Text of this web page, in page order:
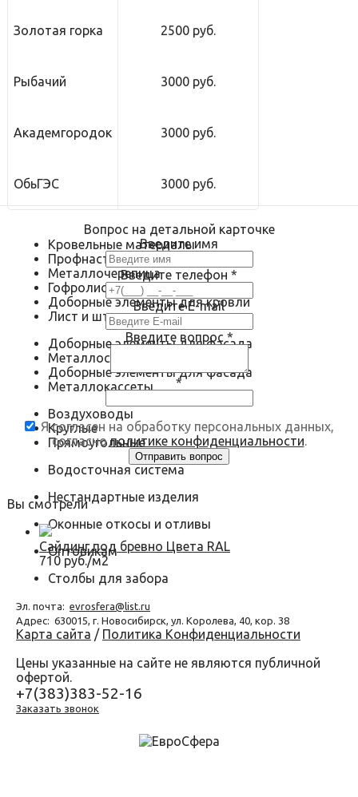
Золотая горка 2500 руб.
Рыбачий 3000 руб.
Академгородок 3000 руб.
ОбьГЭС 3000 руб.
Вопрос на детальной карточке
Введите имя
Введите телефон *
Введите E-mail
Введите вопрос *
*
Я согласен на обработку персональных данных,
согласнополитике конфиденциальности.
Вы смотрели
Сайдинг под бревно Цвета RAL
710 руб./м2
Кровельные материалы
Профнастил
Металлочерепица
Гофролист
Доборные элементы для кровли
Лист и штрипс
Доборные элементы для фасада
Металлосайдинг
Доборные элементы для фасада
Металлокассеты
Воздуховоды
Круглые
Прямоугольные
Водосточная система
Нестандартные изделия
Оконные откосы и отливы
Оптовикам
Столбы для забора
Эл. почта: evrosfera@list.ru
Адрес: 630015, г. Новосибирск, ул. Королева, 40, кор. 38
Карта сайта / Политика Конфиденциальности
Цены указанные на сайте не являются публичной
офертой.
+7(383)383-52-16
Заказать звонок